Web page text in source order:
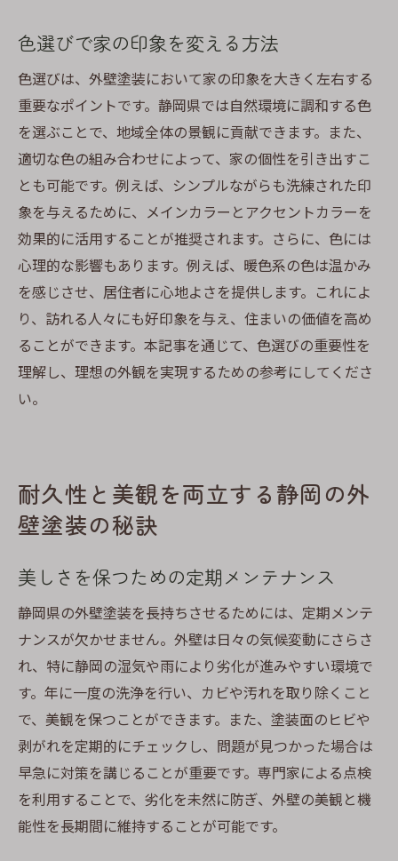
色選びで家の印象を変える方法
色選びは、外壁塗装において家の印象を大きく左右する
重要なポイントです。静岡県では自然環境に調和する色
を選ぶことで、地域全体の景観に貢献できます。また、
適切な色の組み合わせによって、家の個性を引き出すこ
とも可能です。例えば、シンプルながらも洗練された印
象を与えるために、メインカラーとアクセントカラーを
効果的に活用することが推奨されます。さらに、色には
心理的な影響もあります。例えば、暖色系の色は温かみ
を感じさせ、居住者に心地よさを提供します。これによ
り、訪れる人々にも好印象を与え、住まいの価値を高め
ることができます。本記事を通じて、色選びの重要性を
理解し、理想の外観を実現するための参考にしてくださ
い。
耐久性と美観を両立する静岡の外
壁塗装の秘訣
美しさを保つための定期メンテナンス
静岡県の外壁塗装を長持ちさせるためには、定期メンテ
ナンスが欠かせません。外壁は日々の気候変動にさらさ
れ、特に静岡の湿気や雨により劣化が進みやすい環境で
す。年に一度の洗浄を行い、カビや汚れを取り除くこと
で、美観を保つことができます。また、塗装面のヒビや
剥がれを定期的にチェックし、問題が見つかった場合は
早急に対策を講じることが重要です。専門家による点検
を利用することで、劣化を未然に防ぎ、外壁の美観と機
能性を長期間に維持することが可能です。